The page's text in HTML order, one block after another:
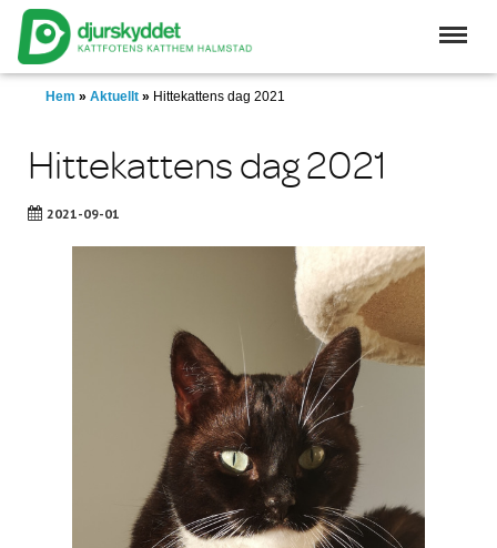
Skip
main
contentHem » Aktuellt » Hittekattens dag 2021
Hittekattens dag 2021
2021-09-01